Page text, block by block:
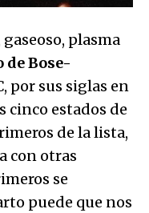
plasma
Bose-
por sus siglas en
cinco estados de
de la lista,
con otras
se
puede que nos